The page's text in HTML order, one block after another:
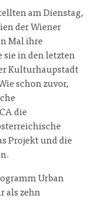
am Dienstag,
der Wiener
Mal ihre
sie in den letzten
Kulturhaupstadt
schon zuvor,
die
Projekt und die
Urban
als zehn